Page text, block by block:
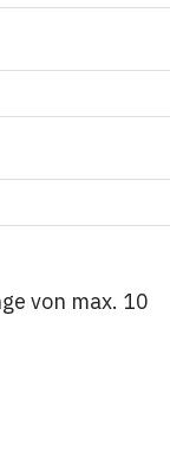
von max. 10